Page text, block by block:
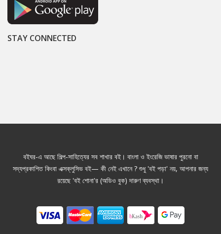
STAY CONNECTED
বইঘর-এ আছে শিল্প-সাহিত্যের সব শাখার বই। বাংলা ও ইংরেজি ভাষার পুরনো বা
সদ্যপ্রকাশিত কিংবা এক্সক্লুসিভ বই— কী নেই এখানে ? শুধু 'বই পড়া' নয়, আপনার জন্য
রয়েছে 'বই শোনা'র (অডিও বুক) দারুণ ব্যবস্থা।